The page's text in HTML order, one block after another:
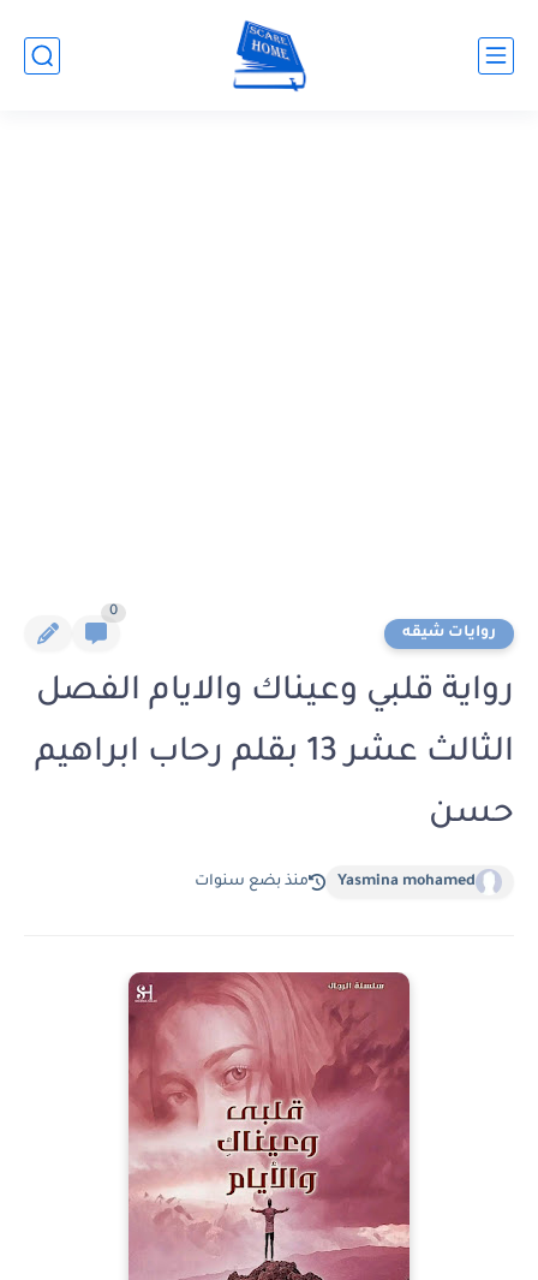
روايات شيقه
0
رواية قلبي وعيناك والايام الفصل
الثالث عشر 13 بقلم رحاب ابراهيم
حسن
Yasmina mohamed منذ بضع سنوات